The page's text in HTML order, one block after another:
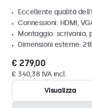
Eccellente qualità
Connessioni: HDMI,
Montaggio: scrivania,
Dimensioni esterne:
€ 279,00
€ 340,38 IVA incl.
Visualizza